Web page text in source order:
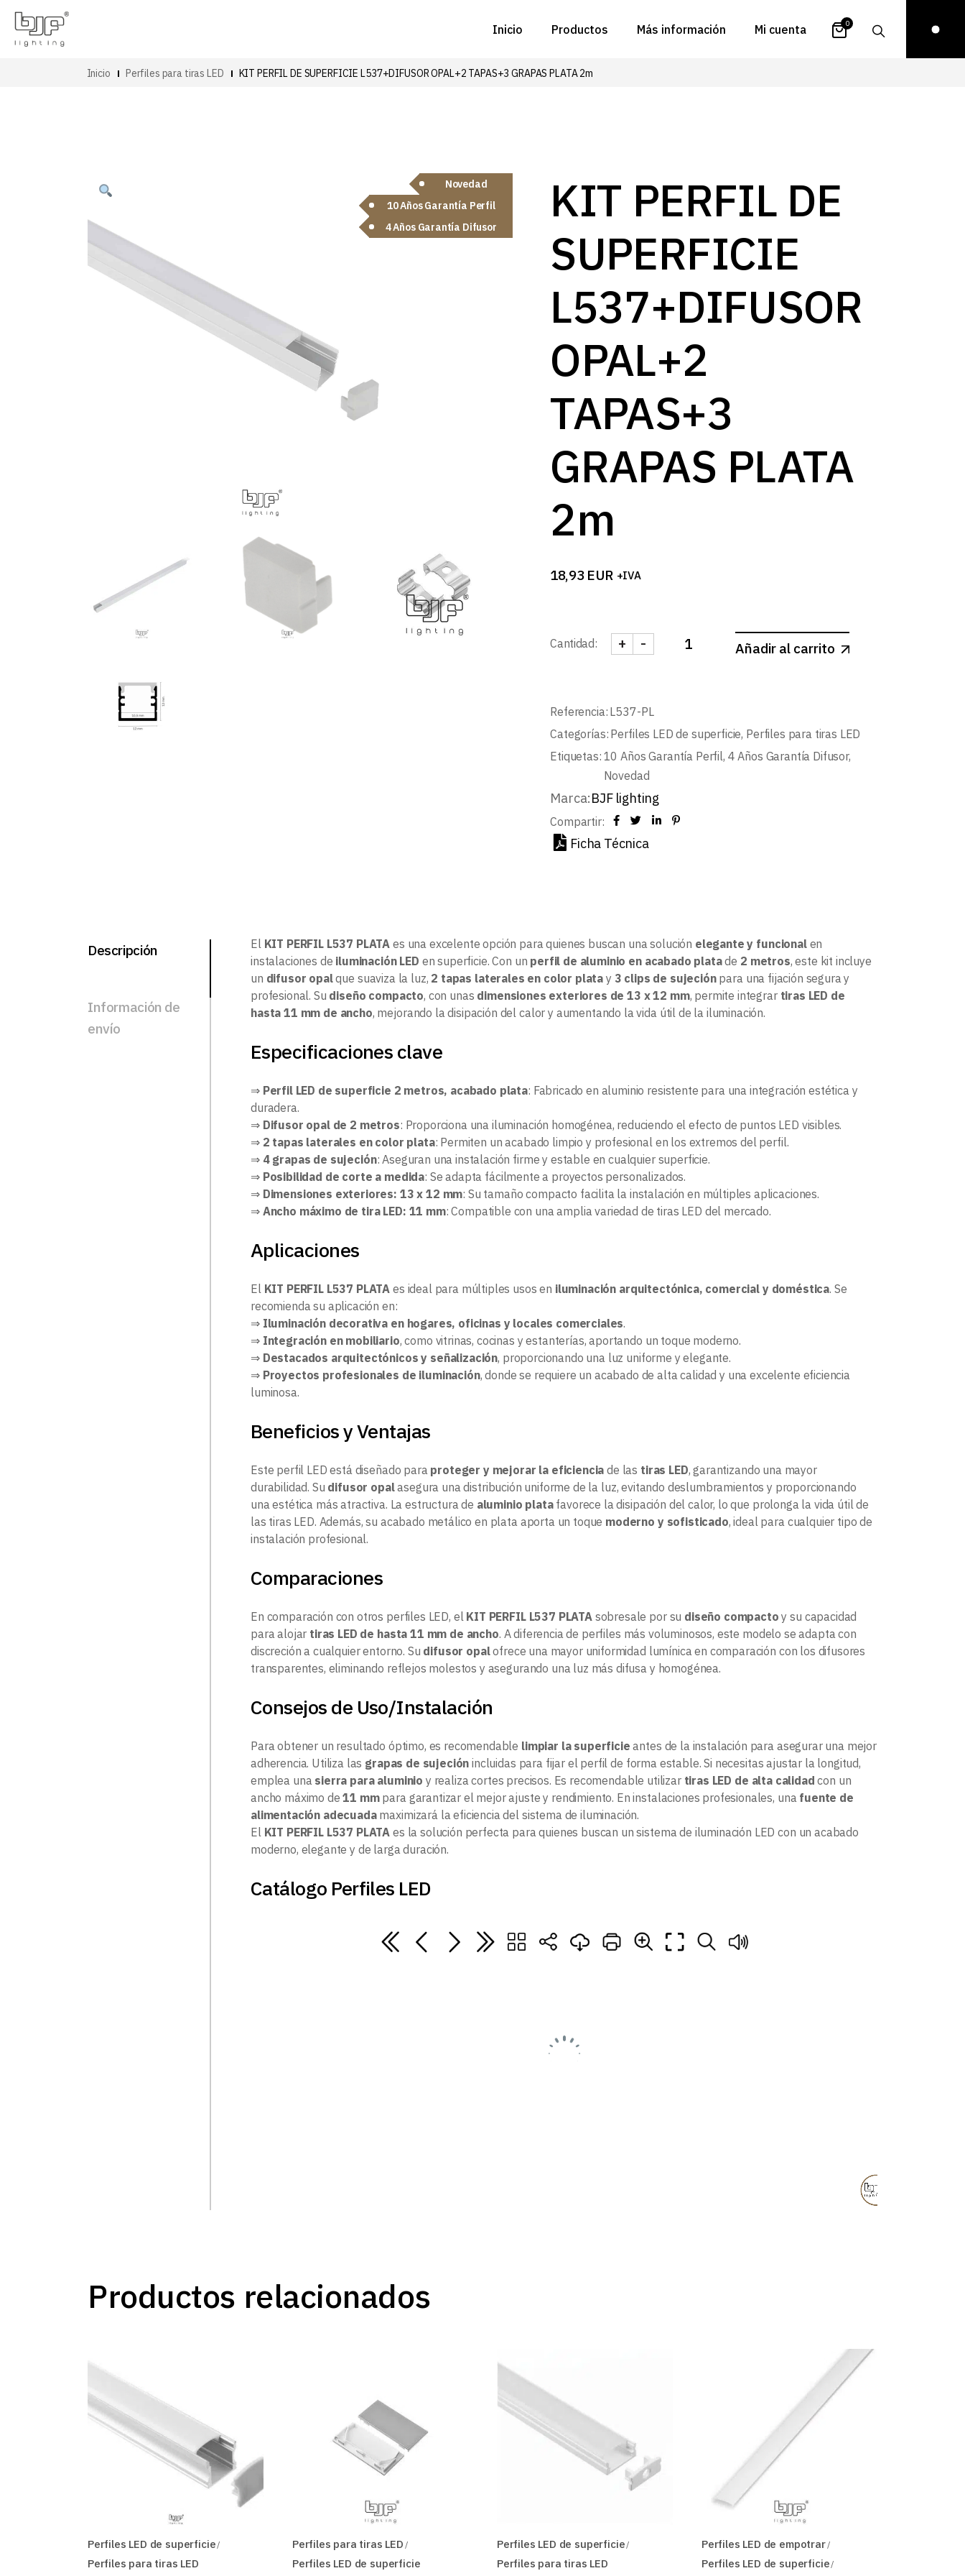
Inicio Productos Más información
FAQs
Proyectos
Zona de inspiración
Blog
Mi cuenta
contraseña
0
Inicio Perfiles para tiras LED KIT PERFIL DE SUPERFICIE L537+DIFUSOR OPAL+2 TAPAS+3 GRAPAS PLATA 2m
Novedad
10 Años Garantía Perfil
4 Años Garantía Difusor
KIT PERFIL DE
SUPERFICIE
L537+DIFUSOR
OPAL+2
TAPAS+3
GRAPAS PLATA
2m
18,93 EUR +IVA
Cantidad: KIT PERFIL DE SUPERFICIE L537+DIFUSOR OPAL+2
-
+ Añadir al carrito
Referencia: L537-PL
Categorías: Perfiles LED de superficie, Perfiles para tiras LED
Etiquetas: 10 Años Garantía Perfil, 4 Años Garantía Difusor,
Novedad
Marca:BJF lighting
Compartir:
Ficha Técnica
Descripción
Información de
envío
El KIT PERFIL L537 PLATA es una excelente opción para quienes buscan una solución elegante y funcionalen
instalaciones de iluminación LED en superficie. Con un perfil de aluminio en acabado platade 2 metros, este kit incluye
un difusor opalque suaviza la luz, 2 tapas laterales en color plata y 3 clips de sujeciónpara una fijación segura y
profesional. Su diseño compacto, con unas dimensiones exteriores de 13 x 12 mm, permite integrar tiras LED de
hasta 11 mm de ancho, mejorando la disipación del calor y aumentando la vida útil de la iluminación.
Especificaciones clave
⇒ Perfil LED de superficie 2 metros, acabado plata: Fabricado en aluminio resistente para una integración estética y
duradera.
⇒ Difusor opal de 2 metros: Proporciona una iluminación homogénea, reduciendo el efecto de puntos LED visibles.
⇒ 2 tapas laterales en color plata: Permiten un acabado limpio y profesional en los extremos del perfil.
⇒ 4 grapas de sujeción: Aseguran una instalación firme y estable en cualquier superficie.
⇒ Posibilidad de corte a medida: Se adapta fácilmente a proyectos personalizados.
⇒ Dimensiones exteriores: 13 x 12 mm: Su tamaño compacto facilita la instalación en múltiples aplicaciones.
⇒ Ancho máximo de tira LED: 11 mm: Compatible con una amplia variedad de tiras LED del mercado.
Aplicaciones
El KIT PERFIL L537 PLATA es ideal para múltiples usos en iluminación arquitectónica, comercial y doméstica. Se
recomienda su aplicación en:
⇒ Iluminación decorativa en hogares, oficinas y locales comerciales.
⇒ Integración en mobiliario, como vitrinas, cocinas y estanterías, aportando un toque moderno.
⇒ Destacados arquitectónicos y señalización, proporcionando una luz uniforme y elegante.
⇒ Proyectos profesionales de iluminación, donde se requiere un acabado de alta calidad y una excelente eficiencia
luminosa.
Beneficios y Ventajas
Este perfil LED está diseñado para proteger y mejorar la eficiencia de las tiras LED, garantizando una mayor
durabilidad. Su difusor opalasegura una distribución uniforme de la luz, evitando deslumbramientos y proporcionando
una estética más atractiva. La estructura de aluminio platafavorece la disipación del calor, lo que prolonga la vida útil de
las tiras LED. Además, su acabado metálico en plata aporta un toque moderno y sofisticado, ideal para cualquier tipo de
instalación profesional.
Comparaciones
En comparación con otros perfiles LED, el KIT PERFIL L537 PLATAsobresale por su diseño compacto y su capacidad
para alojar tiras LED de hasta 11 mm de ancho. A diferencia de perfiles más voluminosos, este modelo se adapta con
discreción a cualquier entorno. Su difusor opalofrece una mayor uniformidad lumínica en comparación con los difusores
transparentes, eliminando reflejos molestos y asegurando una luz más difusa y homogénea.
Consejos de Uso/Instalación
Para obtener un resultado óptimo, es recomendable limpiar la superficie antes de la instalación para asegurar una mejor
adherencia. Utiliza las grapas de sujeción incluidas para fijar el perfil de forma estable. Si necesitas ajustar la longitud,
emplea una sierra para aluminio y realiza cortes precisos. Es recomendable utilizar tiras LED de alta calidad con un
ancho máximo de11 mmpara garantizar el mejor ajuste y rendimiento. En instalaciones profesionales, una fuente de
alimentación adecuadamaximizará la eficiencia del sistema de iluminación.
El KIT PERFIL L537 PLATA es la solución perfecta para quienes buscan un sistema de iluminación LED con un acabado
moderno, elegante y de larga duración.
Catálogo Perfiles LED
Productos relacionados
Perfiles LED de superficie
Perfiles para tiras LED
Perfiles para tiras LED
Perfiles LED de superficie
Perfiles LED de superficie
Perfiles para tiras LED
Perfiles LED de empotrar
Perfiles LED de superficie